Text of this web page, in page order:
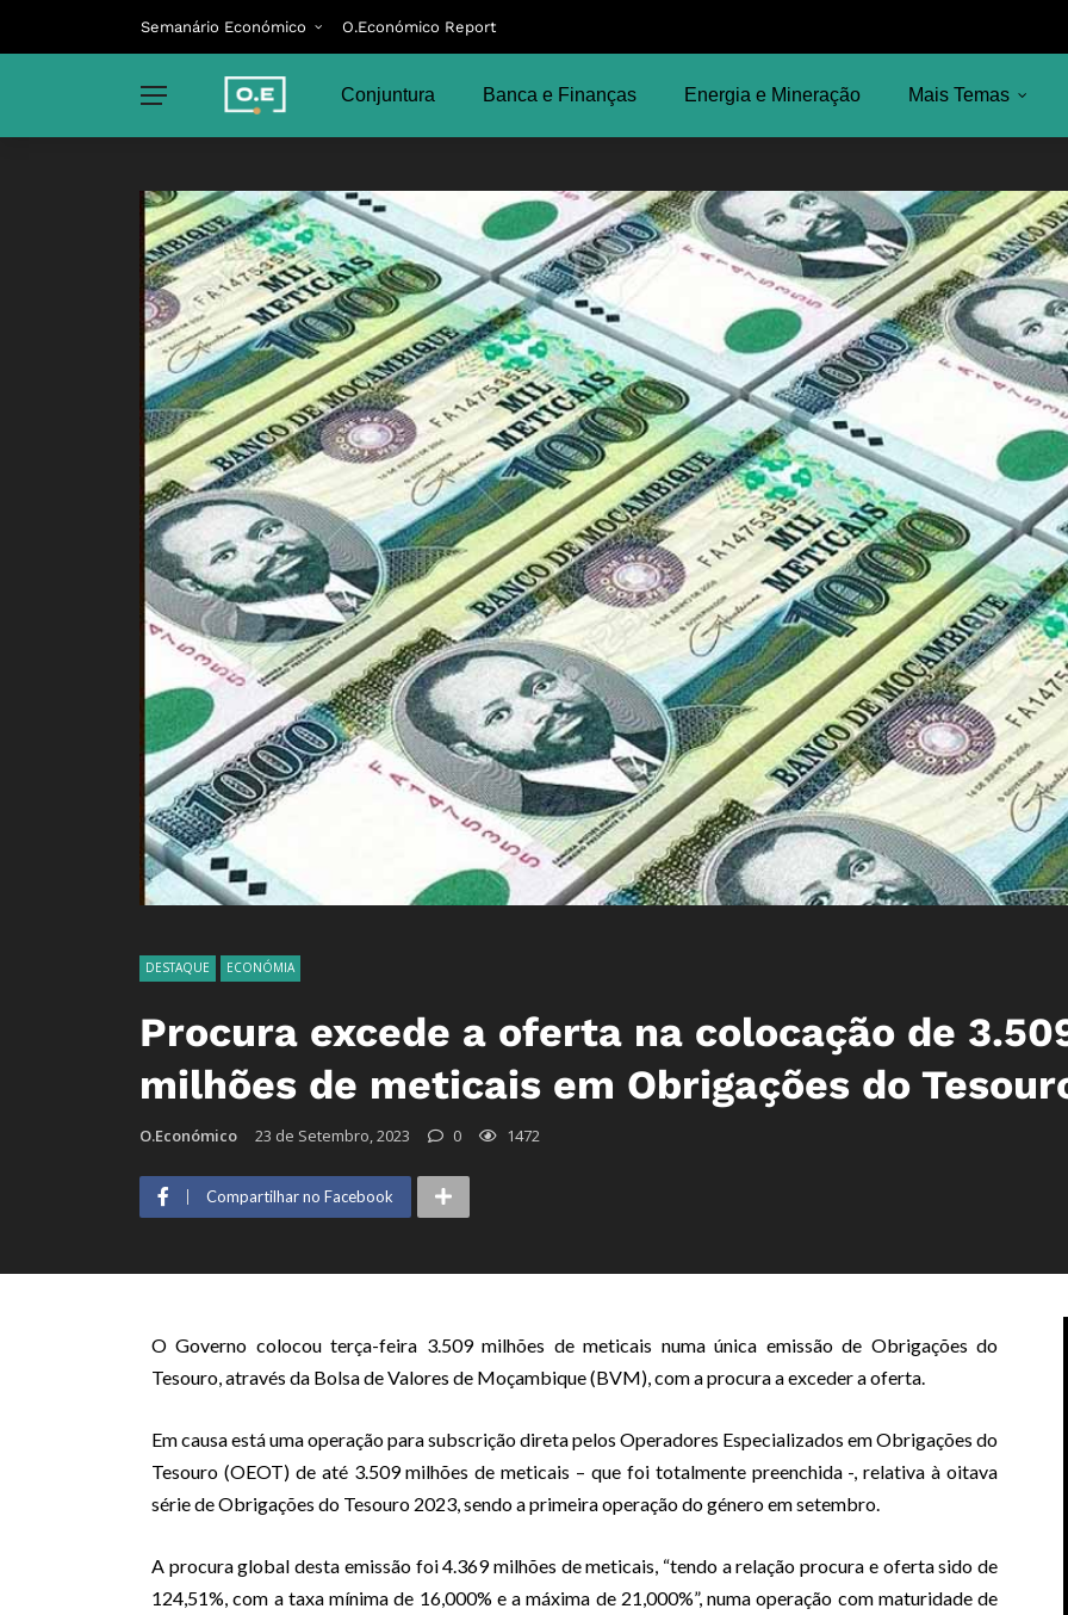
Semanário Económico O.Económico Report
Conjuntura Banca e Finanças Energia e Mineração Mais Temas
DESTAQUE ECONÓMIA
Procura excede a oferta na colocação de
milhões de meticais em Obrigações do
O.Económico 23 de Setembro, 2023 0 1472
Compartilhar no Facebook
O Governo colocou terça-feira 3.509 milhões de meticais numa única emissão de Obrigações do
Tesouro, através da Bolsa de Valores de Moçambique (BVM), com a procura a exceder a oferta.
Em causa está uma operação para subscrição direta pelos Operadores Especializados em Obrigações do
Tesouro (OEOT) de até 3.509 milhões de meticais – que foi totalmente preenchida -, relativa à oitava
série de Obrigações do Tesouro 2023, sendo a primeira operação do género em setembro.
A procura global desta emissão foi 4.369 milhões de meticais, “tendo a relação procura e oferta sido de
124,51%, com a taxa mínima de 16,000% e a máxima de 21,000%”, numa operação com maturidade de